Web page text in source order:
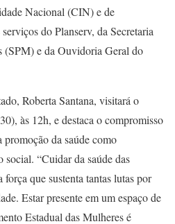
Nacional (CIN) e de
do Planserv, da Secretaria
(SPM) e da Ouvidoria Geral do
Roberta Santana, visitará o
às 12h, e destaca o compromisso
da saúde como
social. “Cuidar da saúde das
que sustenta tantas lutas por
Estar presente em um espaço de
Estadual das Mulheres é